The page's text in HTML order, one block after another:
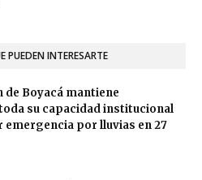
PUEDEN INTERESARTE
de Boyacá mantiene
su capacidad institucional
emergencia por lluvias en 27